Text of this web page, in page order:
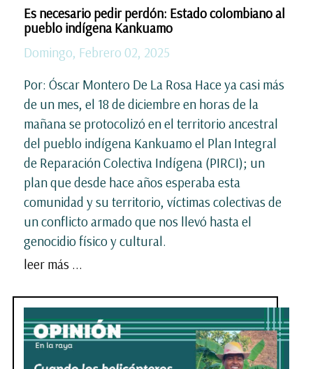
Es necesario pedir perdón: Estado colombiano al
pueblo indígena Kankuamo
Domingo, Febrero 02, 2025
Por: Óscar Montero De La Rosa Hace ya casi más
de un mes, el 18 de diciembre en horas de la
mañana se protocolizó en el territorio ancestral
del pueblo indígena Kankuamo el Plan Integral
de Reparación Colectiva Indígena (PIRCI); un
plan que desde hace años esperaba esta
comunidad y su territorio, víctimas colectivas de
un conflicto armado que nos llevó hasta el
genocidio físico y cultural.
leer más ...